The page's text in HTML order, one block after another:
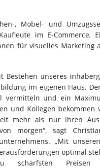
, Möbel- und
im E-Commerce,
für visuelles Marketing
Bestehen unseres
im eigenen Haus.
vermitteln und ein
und Kollegen
mehr als nur ihren
morgen“, sagt
„Mit
optimal
schärfsten Preisen